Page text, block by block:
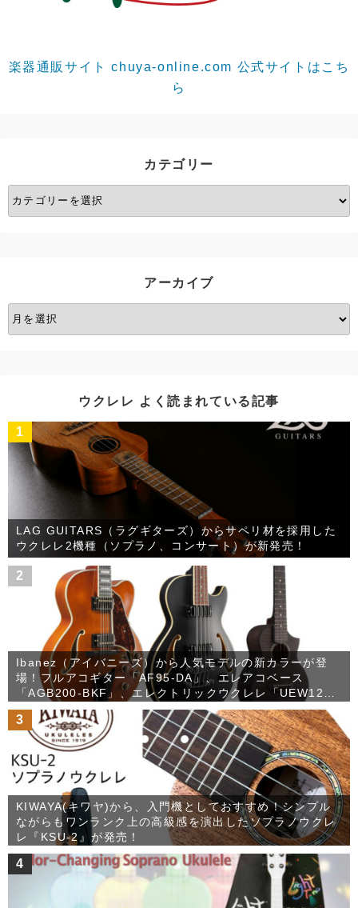
楽器通販サイト chuya-online.com 公式サイトはこち
ら
カテゴリー
カ
テ
アーカイブ
ア
ー
ウクレレ よく読まれている記事
1
LAG GUITARS（ラグギターズ）からサペリ材を採用した
ウクレレ2機種（ソプラノ、コンサート）が新発売！
2
Ibanez（アイバニーズ）から人気モデルの新カラーが登
場！フルアコギター「AF95-DA」、エレアコベース
「AGB200-BKF」、エレクトリックウクレレ「UEW12E-
BIF」がSPOTモデルとして発売！
3
KIWAYA(キワヤ)から、入門機としておすすめ！シンプル
ながらもワンランク上の高級感を演出したソプラノウクレ
レ『KSU-2』が発売！
4